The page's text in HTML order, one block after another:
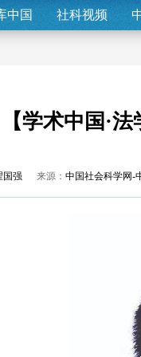
中国 社科视频
【学术中国·
国强 来源： 中国社会科学网-